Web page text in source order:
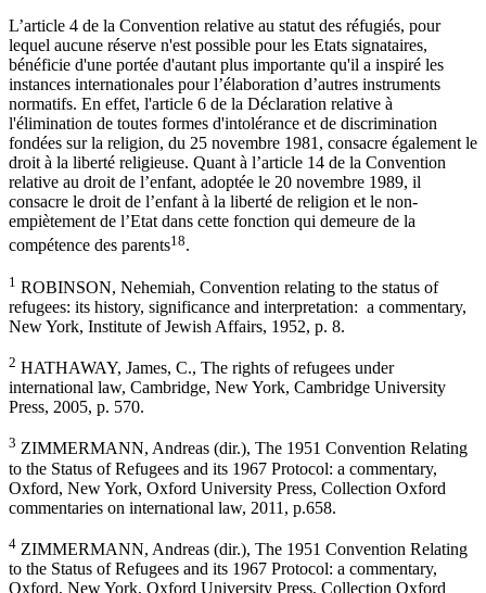
L’article 4 de la Convention relative au statut des réfugiés, pour
lequel aucune réserve n'est possible pour les Etats signataires,
bénéficie d'une portée d'autant plus importante qu'il a inspiré les
instances internationales pour l’élaboration d’autres instruments
normatifs. En effet, l'article 6 de la Déclaration relative à
l'élimination de toutes formes d'intolérance et de discrimination
fondées sur la religion, du 25 novembre 1981, consacre également le
droit à la liberté religieuse. Quant à l’article 14 de la Convention
relative au droit de l’enfant, adoptée le 20 novembre 1989, il
consacre le droit de l’enfant à la liberté de religion et le non-
empiètement de l’Etat dans cette fonction qui demeure de la
compétence des parents18.
1 ROBINSON, Nehemiah, Convention relating to the status of
refugees: its history, significance and interpretation: a commentary,
New York, Institute of Jewish Affairs, 1952, p. 8.
2 HATHAWAY, James, C., The rights of refugees under
international law, Cambridge, New York, Cambridge University
Press, 2005, p. 570.
3 ZIMMERMANN, Andreas (dir.), The 1951 Convention Relating
to the Status of Refugees and its 1967 Protocol: a commentary,
Oxford, New York, Oxford University Press, Collection Oxford
commentaries on international law, 2011, p.658.
4 ZIMMERMANN, Andreas (dir.), The 1951 Convention Relating
to the Status of Refugees and its 1967 Protocol: a commentary,
Oxford, New York, Oxford University Press, Collection Oxford